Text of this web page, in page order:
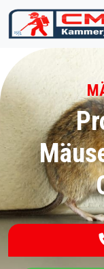
Zum Inhalt springen